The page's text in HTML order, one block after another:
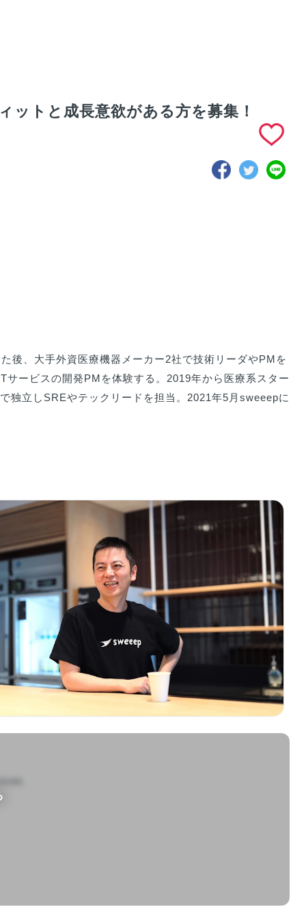
トと成長意欲がある方を募集！
後、大手外資医療機器メーカー2社で技術リーダやPMを
ービスの開発PMを体験する。2019年から医療系スター
独立しSREやテックリードを担当。2021年5月sweeepに